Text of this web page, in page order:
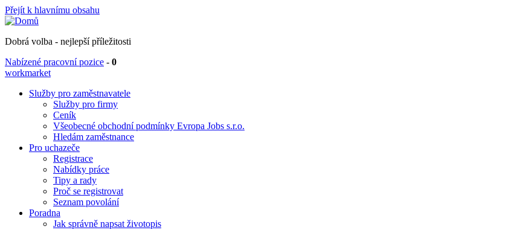
Přejít k hlavnímu obsahu
Dobrá volba - nejlepší příležitosti
Nabízené pracovní pozice - 0
workmarket
Služby pro zaměstnavatele
Služby pro firmy
Ceník
Všeobecné obchodní podmínky Evropa Jobs s.r.o.
Hledám zaměstnance
Pro uchazeče
Registrace
Nabídky práce
Tipy a rady
Proč se registrovat
Seznam povolání
Poradna
Jak správně napsat životopis